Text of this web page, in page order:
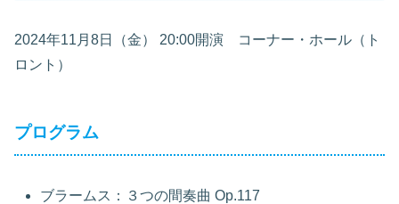
2024年11月8日（金） 20:00開演 コーナー・ホール（ト
ロント）
プログラム
ブラームス：３つの間奏曲 Op.117